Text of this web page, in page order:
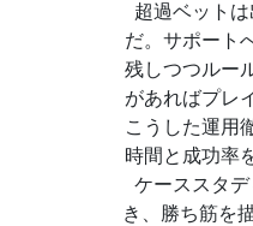
超過ベット
だ。サポート
残しつつルー
があればプレ
こうした運用
時間と成功率
ケーススタ
き、勝ち筋を